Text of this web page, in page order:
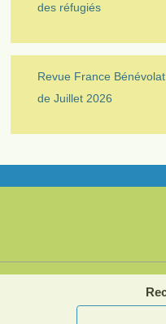
des réfugiés
Revue France
de Juillet 2026